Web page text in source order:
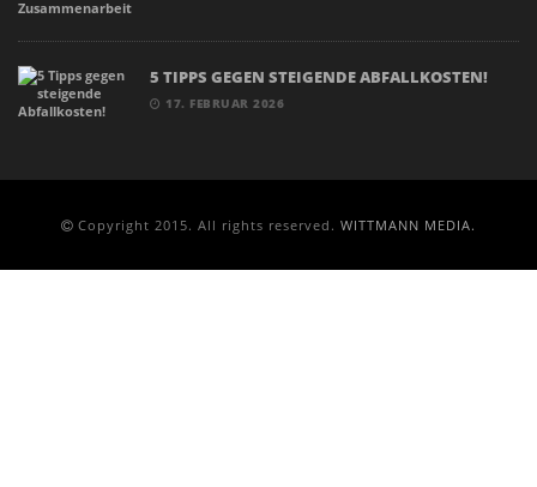
5 TIPPS GEGEN STEIGENDE ABFALLKOSTEN!
17. FEBRUAR 2026
Copyright 2015. All rights reserved. WITTMANN MEDIA.